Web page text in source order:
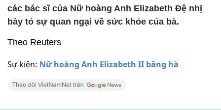
Sự kiện: Nữ hoàng Anh Elizabeth II băng hà
các bác sĩ của Nữ hoàng Anh Elizabeth Đệ nhị
bày tỏ sự quan ngại về sức khỏe của bà.
Theo Reuters